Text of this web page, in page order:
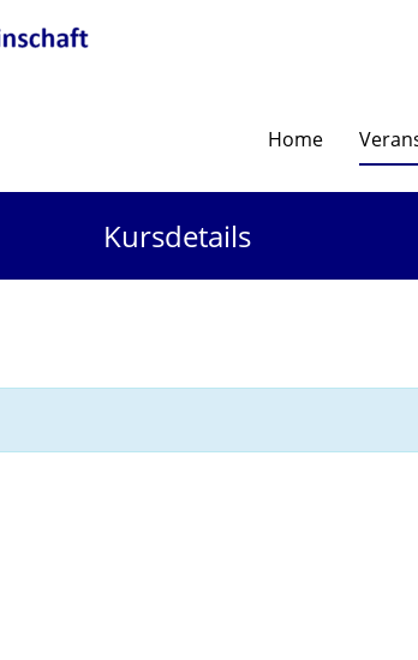
Home
Kursdetails